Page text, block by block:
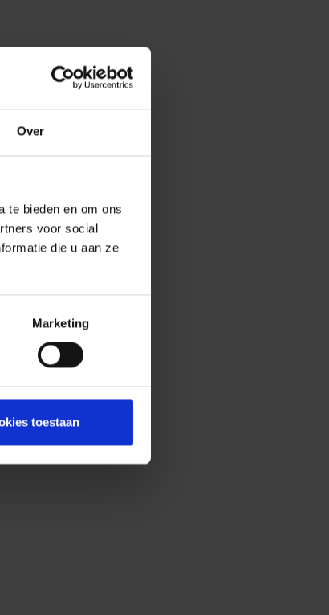
Over
te bieden en om ons
voor social
die u aan ze
Marketing
toestaan